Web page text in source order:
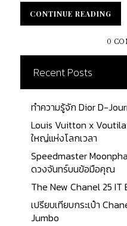
เรามาเจาะลึก
กระเป๋ารุ่นที่ขายดีที่สุดของ
ละเอียดต่างๆ เพื่อเป็นอี
หลงรัก Saint Laurent Front Design : ด้านหน้าของ
กระเป๋า Material : กระเป๋ารุ่น College นั้น วัสดุหลักๆ
ทำมาจากหนังแกะ
สวย นุ่มมือ และมีน้ำหนักเบา มีค
สีของโลหะมี 3 สีด้วยกัน
(Silver) และสีบรอนซ์
เงา แข็งแรง ทนทาน แล
Stitching : การเย็บของ
ไม่มีรอยต่อของเส้นด้าย
เป็นระเบียบ และไร้ตำนิ Handle Drop : ทำมาจากหนัง
แกะ 100% (Lambskin)
กระเป๋า ไม่เข้มกว่าหรืออ่
CONTINUE READING
CONTINUE READING
0
Recent Posts
ทำความรู้จัก Dior D-
Louis Vuitton x
ใหญ่แห่งโลกเวลา
Speedmaster
ดวงจันทร์บนข้อมือคุณ
The New Chanel 25 IT
เปรียบเทียบกระเป๋า
Jumbo